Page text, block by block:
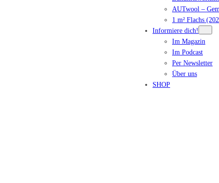
AUTwool –
1 m² Flachs
Informiere dich!
Im Magazin
Im Podcast
Per Newsletter
Über uns
SHOP